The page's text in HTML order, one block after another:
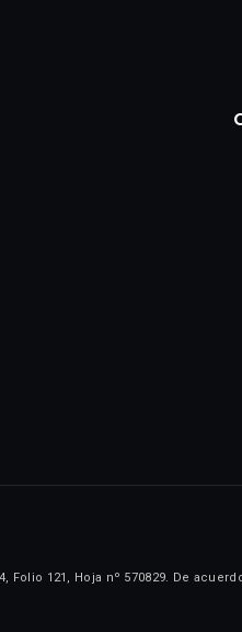
121, Hoja nº 570829. De